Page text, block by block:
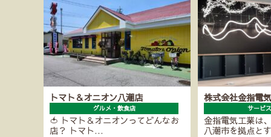
トマト＆オニオン八潮店
グルメ・飲食店
🍅 トマト＆オニオンってどんなお
店？ トマト…
株式会社金指電
サービ
金指電気工業は
八潮市を拠点と